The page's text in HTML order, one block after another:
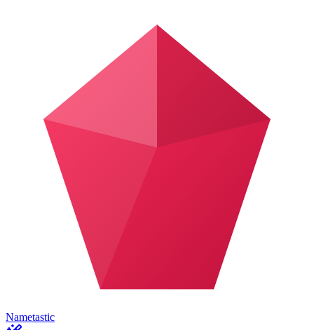
Nametastic